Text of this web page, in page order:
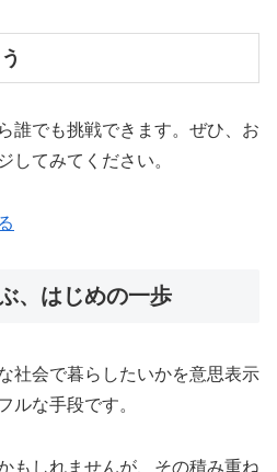
誰でも挑戦できます。ぜひ、お
してみてください。
、はじめの一歩
社会で暮らしたいかを意思表示
ルな手段です。
もしれませんが、その積み重ね